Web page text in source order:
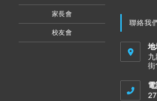
家長會
校友會
聯絡我
地
街